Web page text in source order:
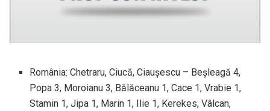
România: Chetraru, Ciucă, Ciaușescu – Beșleagă 4,
Popa 3, Moroianu 3, Bălăceanu 1, Cace 1, Vrabie 1,
Stamin 1, Jipa 1, Marin 1, Ilie 1, Kerekes, Vâlcan,